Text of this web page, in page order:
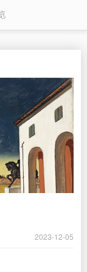
2023-12-05